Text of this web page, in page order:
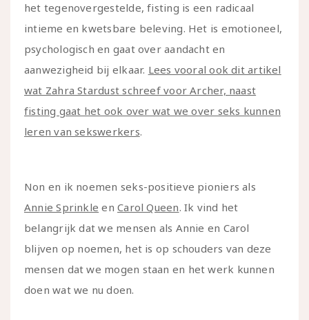
het tegenovergestelde, fisting is een radicaal
intieme en kwetsbare beleving. Het is emotioneel,
psychologisch en gaat over aandacht en
aanwezigheid bij elkaar. Lees vooral ook dit artikel
wat Zahra Stardust schreef voor Archer, naast
fisting gaat het ook over wat we over seks kunnen
leren van sekswerkers.
Non en ik noemen seks-positieve pioniers als
Annie Sprinkle enCarol Queen. Ik vind het
belangrijk dat we mensen als Annie en Carol
blijven op noemen, het is op schouders van deze
mensen dat we mogen staan en het werk kunnen
doen wat we nu doen.